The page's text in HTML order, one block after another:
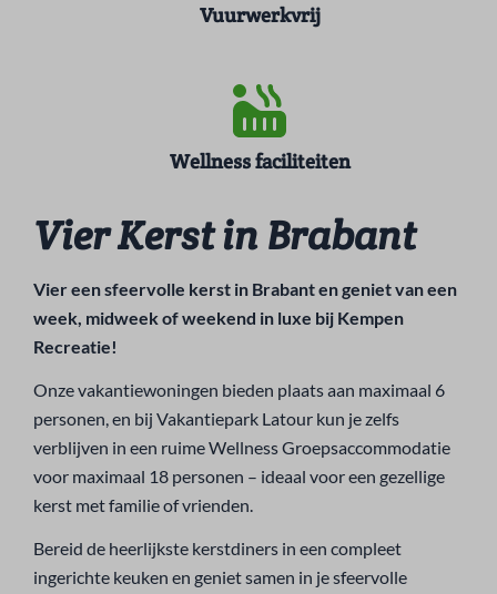
Vuurwerkvrij
Wellness faciliteiten
Vier Kerst in Brabant
Vier een sfeervolle kerst in Brabant en geniet van een
week, midweek of weekend in luxe bij Kempen
Recreatie!
Onze vakantiewoningen bieden plaats aan maximaal 6
personen, en bij Vakantiepark Latour kun je zelfs
verblijven in een ruime Wellness Groepsaccommodatie
voor maximaal 18 personen – ideaal voor een gezellige
kerst met familie of vrienden.
Bereid de heerlijkste kerstdiners in een compleet
ingerichte keuken en geniet samen in je sfeervolle